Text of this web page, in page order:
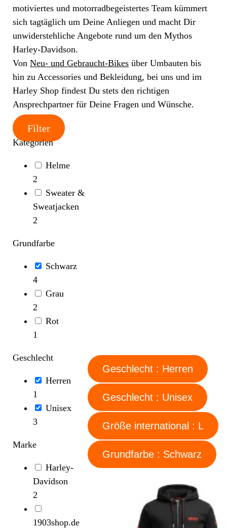
motiviertes und motorradbegeistertes Team kümmert
sich tagtäglich um Deine Anliegen und macht Dir
unwiderstehliche Angebote rund um den Mythos
Harley-Davidson.
VonNeu- und Gebraucht-Bikes über Umbauten bis
hin zu Accessories und Bekleidung, bei uns und im
Harley Shop findest Du stets den richtigen
Ansprechpartner für Deine Fragen und Wünsche.
Filter
Kategorien
Helme
2
Sweater &
Sweatjacken
2
Grundfarbe
Schwarz
4
Grau
2
Rot
1
Geschlecht
Herren
1
Unisex
3
Marke
Harley-
Davidson
2
1903shop.de
Geschlecht : Herren
Geschlecht : Unisex
Größe international : L
Grundfarbe : Schwarz